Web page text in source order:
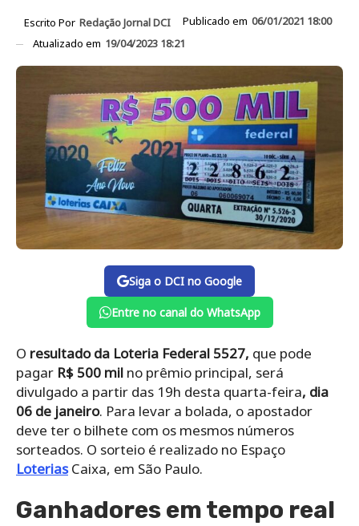
Escrito Por Redação Jornal DCI Publicado em 06/01/2021 18:00
Atualizado em 19/04/2023 18:21
Siga o DCI no Google
Entre no canal do WhatsApp
O resultado da Loteria Federal 5527, que pode
pagar R$ 500 mil no prêmio principal, será
divulgado a partir das 19h desta quarta-feira, dia
06 de janeiro. Para levar a bolada, o apostador
deve ter o bilhete com os mesmos números
sorteados. O sorteio é realizado no Espaço
LoteriasCaixa, em São Paulo.
Ganhadores em tempo real